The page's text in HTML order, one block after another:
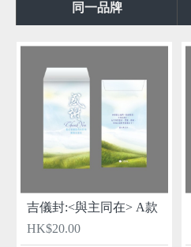
同一品牌
吉儀封:<與主同在> A款
HK$20.00